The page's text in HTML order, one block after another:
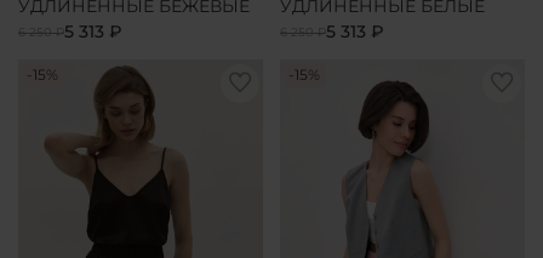
УДЛИНЕННЫЕ БЕЖЕВЫЕ
6 250 ₽5 313 ₽
УДЛИНЕННЫЕ БЕЛЫЕ
6 250 ₽5 313 ₽
-15% -15%